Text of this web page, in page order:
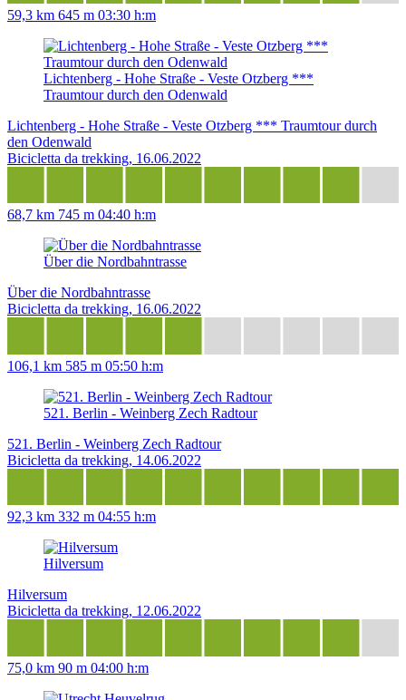
59,3 km 645 m 03:30 h:m
Lichtenberg - Hohe Straße - Veste Otzberg ***
Traumtour durch den Odenwald
Lichtenberg - Hohe Straße - Veste Otzberg *** Traumtour durch
den Odenwald
Bicicletta da trekking, 16.06.2022
68,7 km 745 m 04:40 h:m
Über die Nordbahntrasse
Über die Nordbahntrasse
Bicicletta da trekking, 16.06.2022
106,1 km 585 m 05:50 h:m
521. Berlin - Weinberg Zech Radtour
521. Berlin - Weinberg Zech Radtour
Bicicletta da trekking, 14.06.2022
92,3 km 332 m 04:55 h:m
Hilversum
Hilversum
Bicicletta da trekking, 12.06.2022
75,0 km 90 m 04:00 h:m